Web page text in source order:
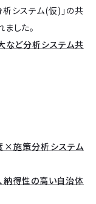
システム(仮)」の共
した。
ど分析システム共
×施策分析システム
納得性の高い自治体